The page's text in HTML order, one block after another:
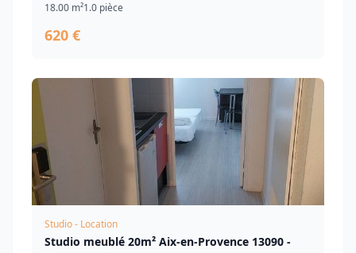
18.00 m²1.0 pièce
620 €
Studio - Location
Studio meublé 20m² Aix-en-Provence 13090 -